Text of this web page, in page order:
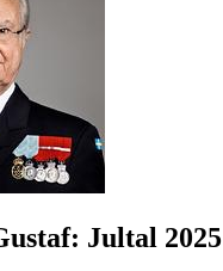
Jultal 2025